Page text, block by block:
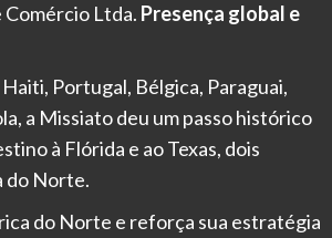
Comércio Ltda. Presença global e
Portugal, Bélgica, Paraguai,
a Missiato deu um passo histórico
à Flórida e ao Texas, dois
do Norte.
do Norte e reforça sua estratégia